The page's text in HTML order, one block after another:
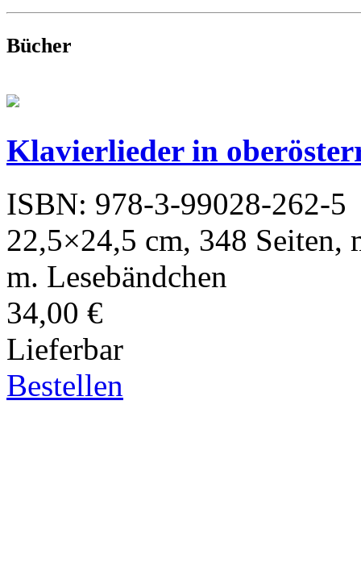
Bücher
Klavierlieder in
ISBN: 978-3-99028-262-5
22,5×24,5 cm, 348 Seiten,
m. Lesebändchen
34,00 €
Lieferbar
Bestellen